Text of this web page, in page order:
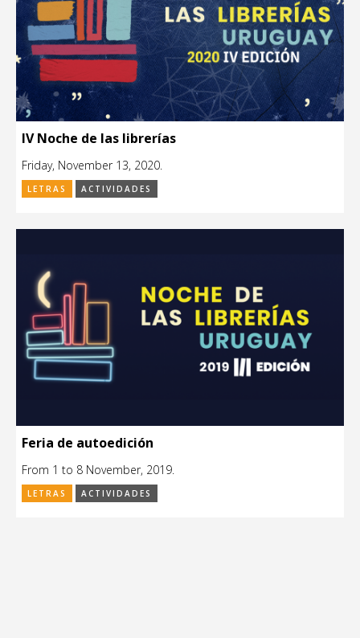
IV Noche de las librerías
Friday, November 13, 2020.
LETRAS ACTIVIDADES
Feria de autoedición
From 1 to 8 November, 2019.
LETRAS ACTIVIDADES